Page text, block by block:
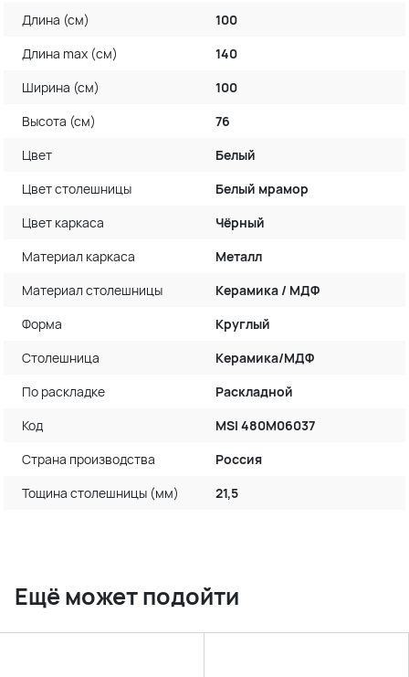
Длина (см)
100
Длина max (см)
140
Ширина (см)
100
Высота (см)
76
Цвет
Белый
Цвет столешницы
Белый мрамор
Цвет каркаса
Чёрный
Материал каркаса
Металл
Материал столешницы
Керамика / МДФ
Форма
Круглый
Столешница
Керамика/МДФ
По раскладке
Раскладной
Код
MSI 480M06037
Страна производства
Россия
Тощина столешницы (мм)
21,5
Ещё может подойти